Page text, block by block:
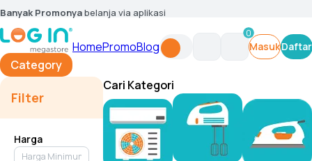
Banyak Promonyabelanja via aplikasi
Category
HomePromoBlog
0
MasukDaftar
Filter
Harga
Cari Kategori